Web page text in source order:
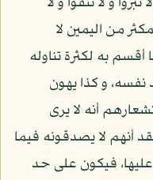
من اليمين لا
به لكثرة تناوله
نفسه، و كذا يهون
أنه لا يرى
أنهم لا يصدقونه فيما
عليها، فيكون على حد